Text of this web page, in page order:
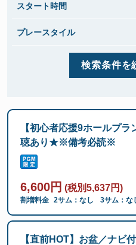
スタート時間
プレースタイル
検索条件を
【初心者応援9ホールプ
聴あり★※備考必読※
6,600円 (税別5,637円)
割増料金 2サム：なし 3サム：な
【直前HOT】お盆／ナビ